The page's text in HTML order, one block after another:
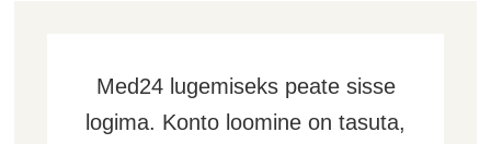
Med24 lugemiseks peate sisse
logima. Konto loomine on tasuta,